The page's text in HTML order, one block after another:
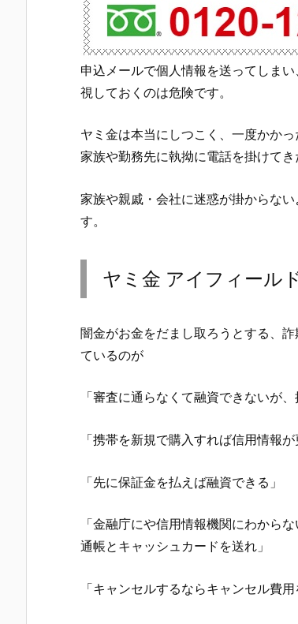
申込メールで個人情報を送ってしま
視しておくのは危険です。
ヤミ金は本当にしつこく、一度かか
家族や勤務先に執拗に電話を掛けて
家族や親戚・会社に迷惑が掛からな
す。
ヤミ金 アイフィール
闇金がお金をだまし取ろうとする、
ているのが
「審査に通らなくて融資できないが
「携帯を新規で購入すれば信用情報
「先に保証金を払えば融資できる」
「金融庁にや信用情報機関にわから
通帳とキャッシュカードを送れ」
「キャンセルするならキャンセル費用